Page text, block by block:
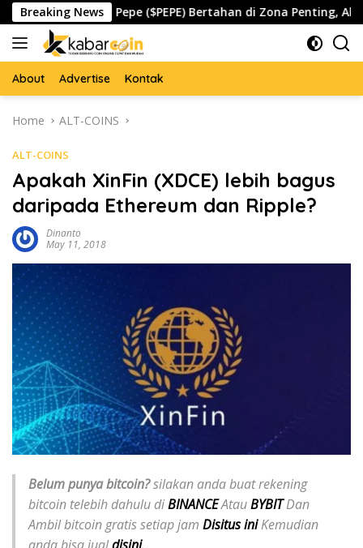
Skip
to
content
Breaking News
Pepe ($PEPE) Bertahan di Zona Penting, Akankah
About Advertise Kontak
Home ALT-COINS
ALT-COINS
Apakah XinFin (XDCE) lebih bagus
daripada Ethereum dan Ripple?
Dinanto
May 11, 2018
Belum punya bitcoin?silakan anda buat rekening
bitcoin telebih dahulu diBINANCEAtauBYBITDan
Ambil bitcoin gratis setiap jam Disitus iniKemudian